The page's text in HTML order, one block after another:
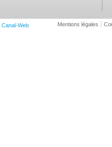
Canal-Web Mentions légales